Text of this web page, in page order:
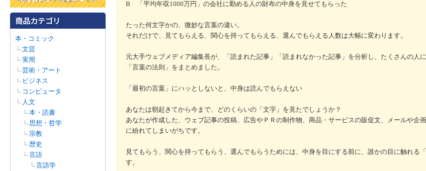
本・コミック
文芸
実用
芸術・アート
ビジネス
コンピュータ
人文
本・読書
思想・哲学
宗教
歴史
言語
言語学
B 「平均年収1000万円」の会社に勤める人の財布の中身を見せてもらった
たった何文字かの、微妙な言葉の違い。
それだけで、見てもらえる、関心を持ってもらえる、選んでもらえる人数は大幅に変わります。
元大手ウェブメディア編集長が、「読まれた記事」「読まれなかった記事」を分析し、たくさんの人
「言葉の法則」をまとめました。
「最初の言葉」にハッとしないと、中身は読んでもらえない
あなたは朝起きてから今まで、どのくらいの「文字」を見たでしょうか？
あなたが作成した、ウェブ記事の投稿、広告やＰＲの制作物、商品・サービスの販促文、メールや企
に紛れてしまいがちです。
見てもらう、関心を持ってもらう、選んでもらうためには、中身を目にする前に、誰かの目に触れる
す。